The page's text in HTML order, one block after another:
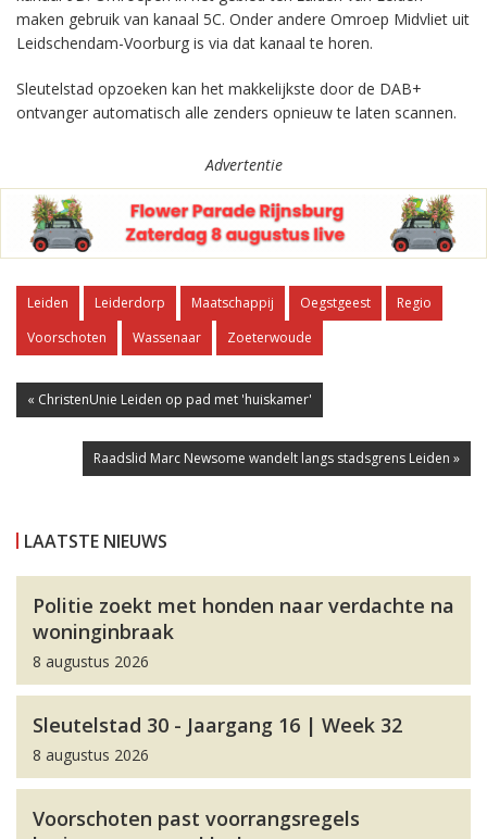
maken gebruik van kanaal 5C. Onder andere Omroep Midvliet uit
Leidschendam-Voorburg is via dat kanaal te horen.
Sleutelstad opzoeken kan het makkelijkste door de DAB+
ontvanger automatisch alle zenders opnieuw te laten scannen.
Advertentie
Leiden Leiderdorp Maatschappij Oegstgeest
Regio
Voorschoten
Wassenaar Zoeterwoude
« ChristenUnie Leiden op pad met 'huiskamer'
Raadslid Marc Newsome wandelt langs stadsgrens Leiden »
LAATSTE NIEUWS
Politie zoekt met honden naar verdachte na
woninginbraak
8 augustus 2026
Sleutelstad 30 - Jaargang 16 | Week 32
8 augustus 2026
Voorschoten past voorrangsregels